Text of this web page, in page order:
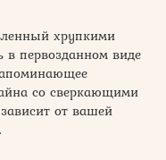
хрупкими
первозданном виде
со сверкающими
от вашей